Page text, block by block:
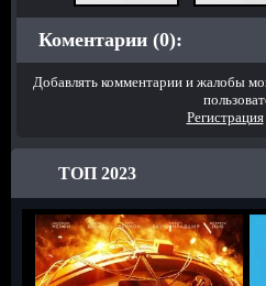
Коментарии (0):
Добавлять комментарии и жалобы
Регистрация
ТОП 2023